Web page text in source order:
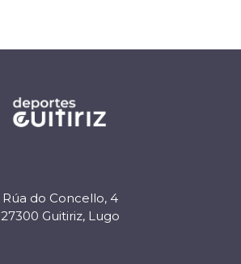
Rúa do Concello, 4
27300 Guitiriz, Lugo